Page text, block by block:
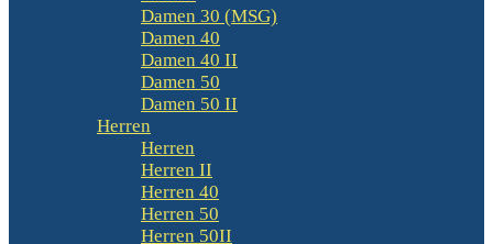
Damen 30 (MSG)
Damen 40
Damen 40 II
Damen 50
Damen 50 II
Herren
Herren
Herren II
Herren 40
Herren 50
Herren 50II